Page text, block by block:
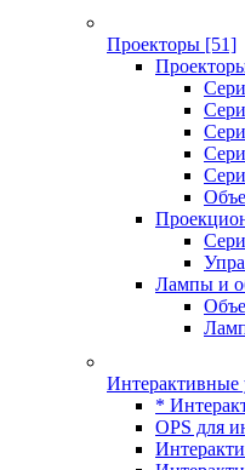
Проекторы [51]
Лампы и
Интерактивные
*
OPS для